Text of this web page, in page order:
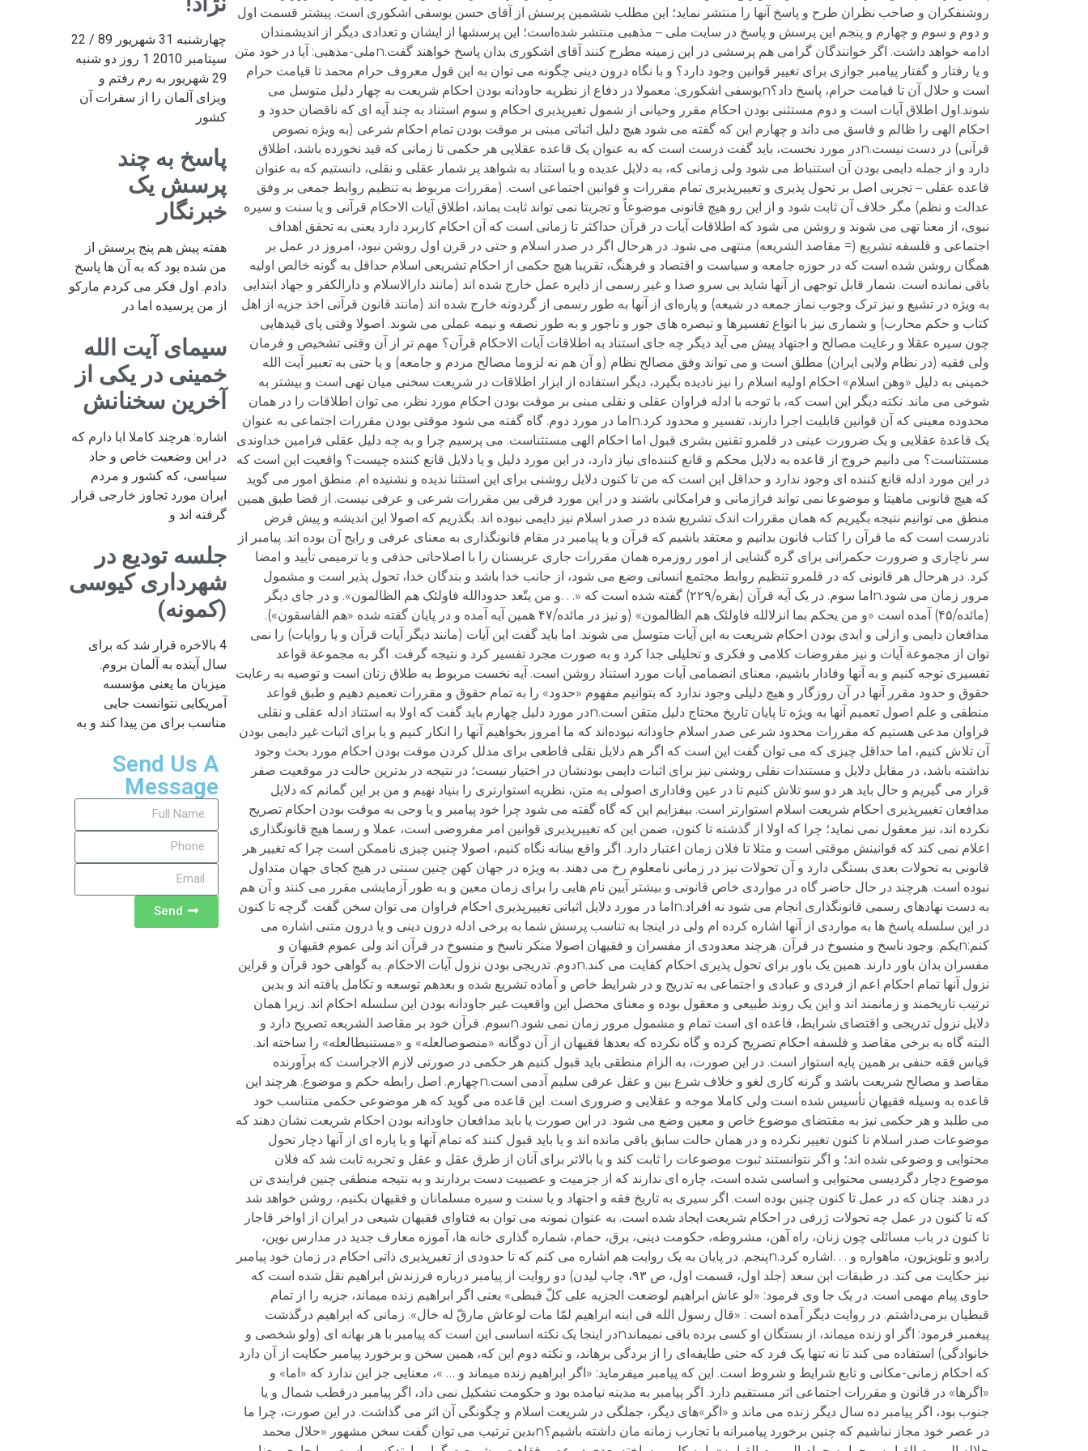
چهارشنبه 31 شهریور 89 / 22
سپتامبر 2010 1 روز دو شنبه
29 شهریور به رم رفتم و
ویزای آلمان را از سفرات آن
کشور
پاسخ به چند
پرسش یک
خبرنگار
هفته پیش هم پنج پرسش از
من شده بود که به آن ها پاسخ
دادم. اول فکر می کردم مارکو
از من پرسیده اما در
سیمای آیت الله
خمینی در یکی از
آخرین سخنانش
اشاره: هرچند کاملا ابا دارم که
در این وضعیت خاص و حاد
سیاسی، که کشور و مردم
ایران مورد تجاوز خارجی قرار
گرفته اند و
جلسه تودیع در
شهرداری کیوسی
(کمونه)
4 بالاخره قرار شد که برای
سال آینده به آلمان بروم.
میزبان ما یعنی مؤسسه
آمریکایی نتوانست جایی
مناسب برای من پیدا کند و به
Send Us A
Message
Send